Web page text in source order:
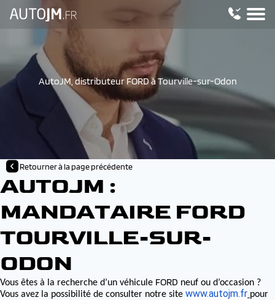
AutoJM, distributeur FORD à Tourville-sur-Odon
Retourner à la page précédente
AUTOJM :
MANDATAIRE FORD
TOURVILLE-SUR-
ODON
Vous êtes à la recherche d’un véhicule FORD neuf ou d’occasion ?
Vous avez la possibilité de consulter notre site www.autojm.fr pour